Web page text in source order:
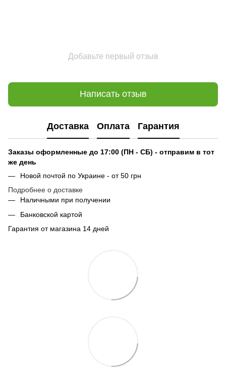
Добавьте первый отзыв
Написать отзыв
Доставка Оплата Гарантия
Заказы оформленные до 17:00 (ПН - СБ) - отправим в тот
же день
Новой почтой по Украине - от 50 грн
Подробнее о доставке
Наличными при получении
Банковской картой
Гарантия от магазина 14 дней